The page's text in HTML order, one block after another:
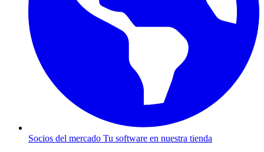
Socios del mercado Tu software en nuestra tienda